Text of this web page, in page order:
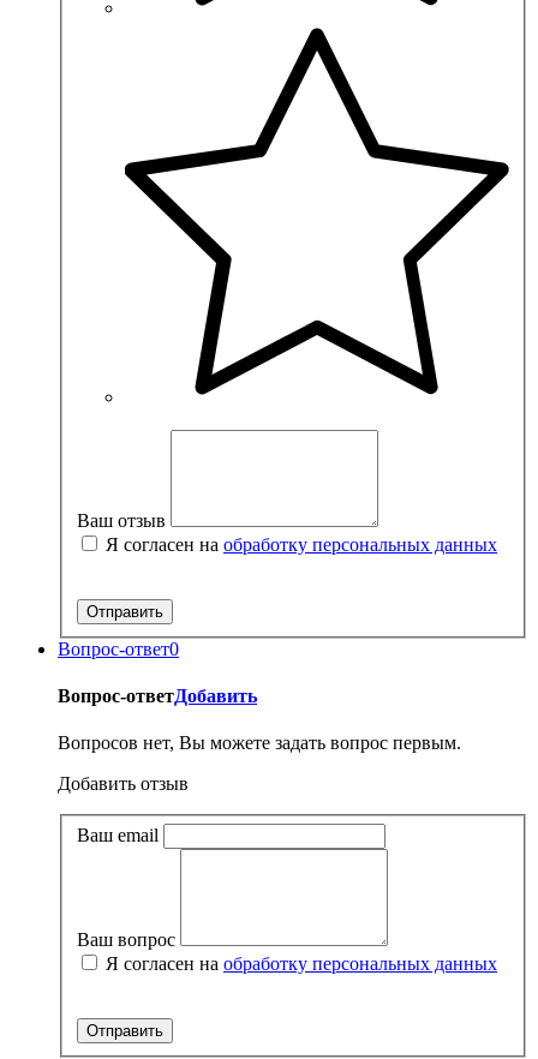
Ваш отзыв
Я согласен на обработку персональных данных
Вопрос-ответ0
Вопрос-ответДобавить
Вопросов нет, Вы можете задать вопрос первым.
Добавить отзыв
Ваш email
Ваш вопрос
Я согласен на обработку персональных данных